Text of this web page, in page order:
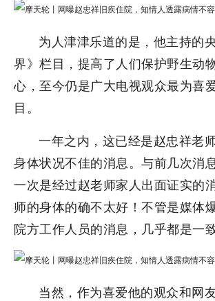
为人津津乐道的是，他主持的
界》栏目，提高了人们保护野生动
心，至今仍是广大电视观众最为喜
目。
一年之内，这已经是赵忠祥老
身体状况不佳的消息。与前几次消
一次是经过赵老师家人出面证实的
师的身体的确不太好！不管是媒体
院方工作人员的消息，几乎都是一致
当然，作为喜爱他的观众和网